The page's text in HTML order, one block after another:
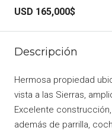
USD 165,000$
Descripción
Hermosa propiedad
vista a las Sierras,
Excelente
además de parrilla,